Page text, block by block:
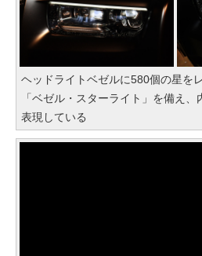
ヘッドライトベゼルに580個の星を
「ベゼル・スターライト」を備え
表現している